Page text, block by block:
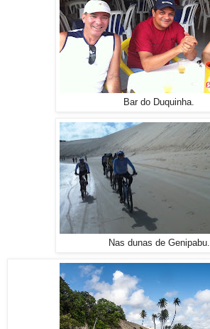
Bar do Duquinha.
Nas dunas de Genipabu.